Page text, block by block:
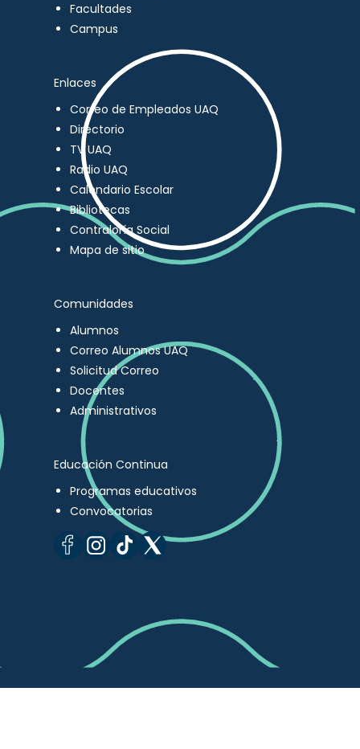
Facultades
Campus
Enlaces
Correo de Empleados UAQ
Directorio
TV UAQ
Radio UAQ
Calendario Escolar
Bibliotecas
Contraloría Social
Mapa de sitio
Comunidades
Alumnos
Correo Alumnos UAQ
Solicitud Correo
Docentes
Administrativos
Educación Continua
Programas educativos
Convocatorias